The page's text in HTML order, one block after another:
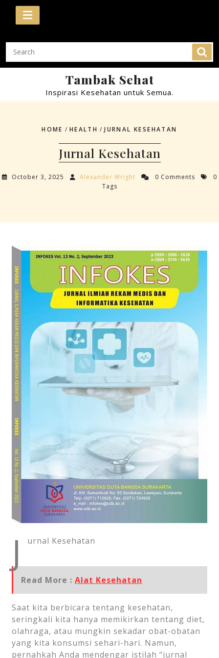
Skip
Tambak Sehat
Inspirasi Kesehatan untuk Semua.
HOME / HEALTH /JURNAL KESEHATAN
Jurnal Kesehatan
October 3, 2025 Alexander Wright 0 Comments
0
Tags
J urnal Kesehatan
Read More : Alat Kesehatan
Saat kita berbicara tentang kesehatan,
seringkali kita hanya memikirkan tentang diet,
olahraga, atau mungkin sekadar obat-obatan
yang kita konsumsi sehari-hari. Namun,
pernahkah Anda mendengar istilah “jurnal